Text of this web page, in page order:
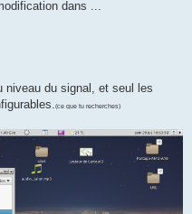
dans ...
niveau du signal, et seul les
(ce que tu recherches)